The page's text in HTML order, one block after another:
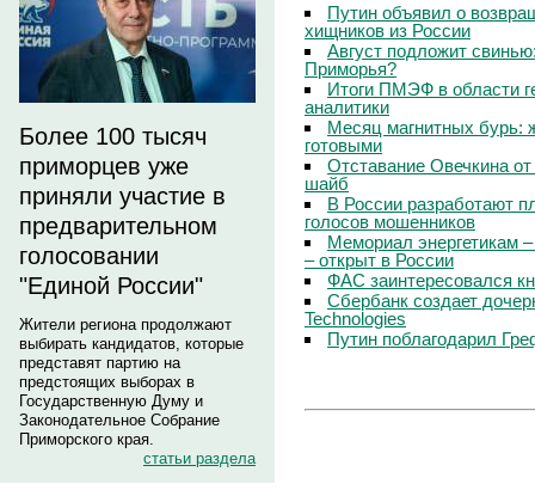
Более 100 тысяч
приморцев уже
приняли участие в
предварительном
голосовании
"Единой России"
Жители региона продолжают
выбирать кандидатов, которые
представят партию на
предстоящих выборах в
Государственную Думу и
Законодательное Собрание
Приморского края.
статьи раздела
Путин объявил о
хищников из России
Август подложит
Приморья?
Итоги ПМЭФ в области
аналитики
Месяц магнитных бурь:
готовыми
Отставание Овечкина
шайб
В России разработают
голосов мошенников
Мемориал энергетикам
– открыт в России
ФАС заинтересовался
Сбербанк создает
Technologies
Путин поблагодарил